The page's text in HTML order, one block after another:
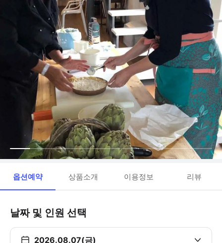
옵션예약 상품소개 이용정보 리뷰
날짜 및 인원 선택
2026.08.07(금)